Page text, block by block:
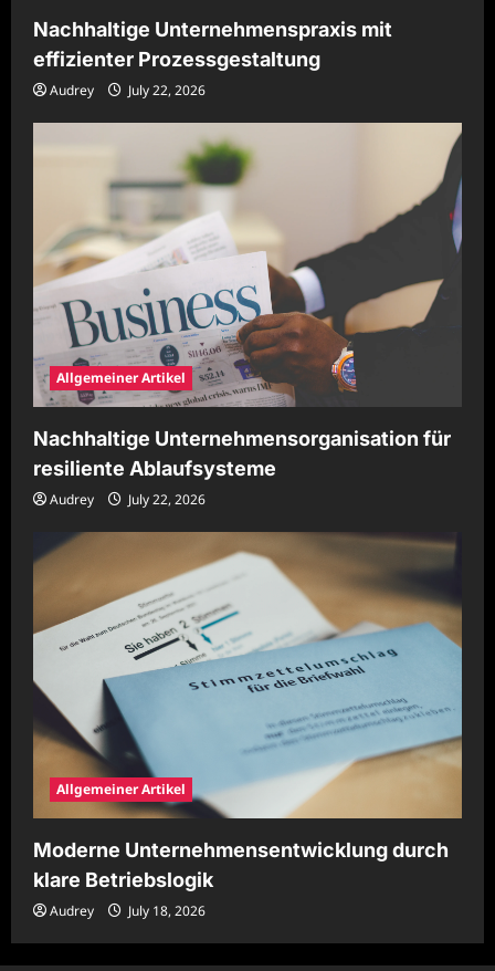
Nachhaltige Unternehmenspraxis mit
effizienter Prozessgestaltung
Audrey July 22, 2026
Allgemeiner Artikel
Nachhaltige Unternehmensorganisation für
resiliente Ablaufsysteme
Audrey July 22, 2026
Allgemeiner Artikel
Moderne Unternehmensentwicklung durch
klare Betriebslogik
Audrey July 18, 2026